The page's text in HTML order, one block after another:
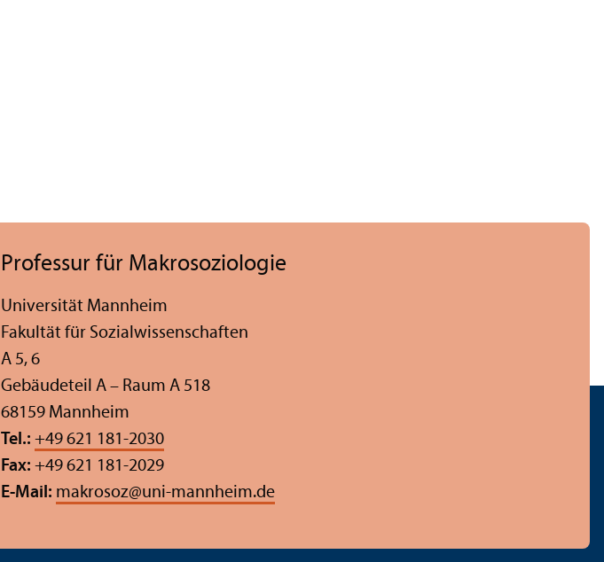
Professur für Makrosoziologie
Universität Mannheim
Fakultät für Sozial­wissenschaften
A 5, 6
Gebäudeteil A – Raum A 518
68159 Mannheim
Tel.: +49 621 181-2030
Fax: +49 621 181-2029
E-Mail: makrosoz@uni-mannheim.de